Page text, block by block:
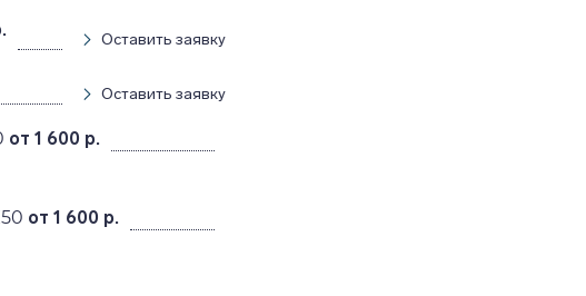
Оставить заявку
Оставить заявку
от 1 600 р.
от 1 600 р.